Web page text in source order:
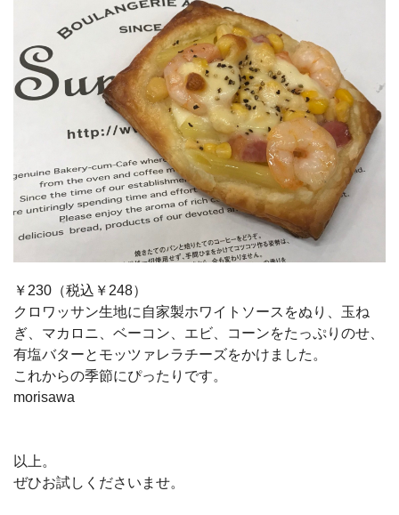
￥230（税込￥248）
クロワッサン生地に自家製ホワイトソースをぬり、玉ね
ぎ、マカロニ、ベーコン、エビ、コーンをたっぷりのせ、
有塩バターとモッツァレラチーズをかけました。
これからの季節にぴったりです。
morisawa
以上。
ぜひお試しくださいませ。